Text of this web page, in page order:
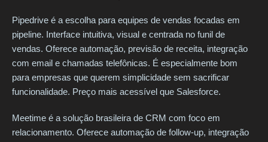
Pipedrive é a escolha para equipes de vendas focadas em
pipeline. Interface intuitiva, visual e centrada no funil de
vendas. Oferece automação, previsão de receita, integração
com email e chamadas telefônicas. É especialmente bom
para empresas que querem simplicidade sem sacrificar
funcionalidade. Preço mais acessível que Salesforce.
Meetime é a solução brasileira de CRM com foco em
relacionamento. Oferece automação de follow-up, integração